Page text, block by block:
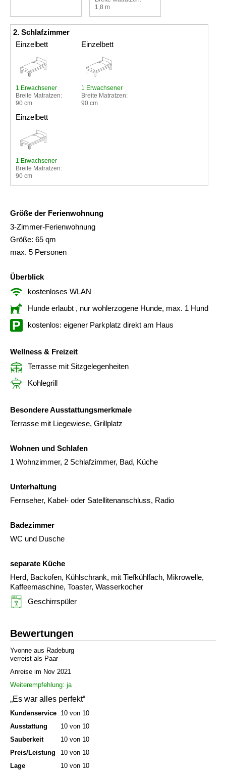
1,8 m
2. Schlafzimmer
Einzelbett
1 Erwachsener
Breite Matratzen:
90 cm
Einzelbett
1 Erwachsener
Breite Matratzen:
90 cm
Einzelbett
1 Erwachsener
Breite Matratzen:
90 cm
Größe der Ferienwohnung
3-Zimmer-Ferienwohnung
Größe: 65 qm
max. 5 Personen
Überblick
kostenloses WLAN
Hunde erlaubt , nur wohlerzogene Hunde, max. 1 Hund
kostenlos: eigener Parkplatz direkt am Haus
Wellness & Freizeit
Terrasse mit Sitzgelegenheiten
Kohlegrill
Besondere Ausstattungsmerkmale
Terrasse mit Liegewiese, Grillplatz
Wohnen und Schlafen
1 Wohnzimmer, 2 Schlafzimmer, Bad, Küche
Unterhaltung
Fernseher, Kabel- oder Satellitenanschluss, Radio
Badezimmer
WC und Dusche
separate Küche
Herd, Backofen, Kühlschrank, mit Tiefkühlfach, Mikrowelle,
Kaffeemaschine, Toaster, Wasserkocher
Geschirrspüler
Bewertungen
Yvonne aus Radeburg
verreist als Paar
Anreise im Nov 2021
Weiterempfehlung: ja
„Es war alles perfekt“
Kundenservice 10 von 10
Ausstattung
10 von 10
Sauberkeit
10 von 10
Preis/Leistung
10 von 10
Lage
10 von 10